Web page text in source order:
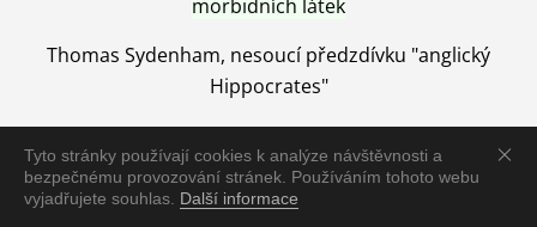
Tyto stránky používají cookies k analýze návštěvnosti a
bezpečnému provozování stránek. Používáním tohoto webu
vyjadřujete souhlas. Další informace
morbidních látek
Thomas Sydenham, nesoucí předzdívku "anglický
Hippocrates"
Nemoc je vyléčena jen pomocí Přírody, neutralizací a